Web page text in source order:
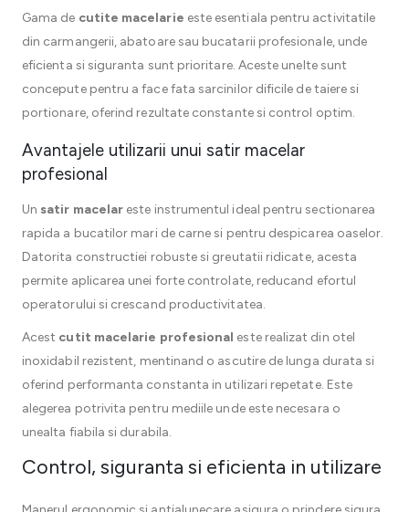
Gama de cutite macelarie este esentiala pentru activitatile
din carmangerii, abatoare sau bucatarii profesionale, unde
eficienta si siguranta sunt prioritare. Aceste unelte sunt
concepute pentru a face fata sarcinilor dificile de taiere si
portionare, oferind rezultate constante si control optim.
Avantajele utilizarii unui satir macelar
profesional
Un satir macelar este instrumentul ideal pentru sectionarea
rapida a bucatilor mari de carne si pentru despicarea oaselor.
Datorita constructiei robuste si greutatii ridicate, acesta
permite aplicarea unei forte controlate, reducand efortul
operatorului si crescand productivitatea.
Acest cutit macelarie profesional este realizat din otel
inoxidabil rezistent, mentinand o ascutire de lunga durata si
oferind performanta constanta in utilizari repetate. Este
alegerea potrivita pentru mediile unde este necesara o
unealta fiabila si durabila.
Control, siguranta si eficienta in utilizare